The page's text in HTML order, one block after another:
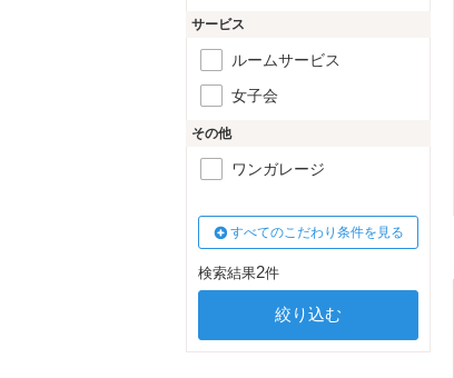
サービス
ルームサービス
女子会
その他
ワンガレージ
すべてのこだわり条件を見る
検索結果2件